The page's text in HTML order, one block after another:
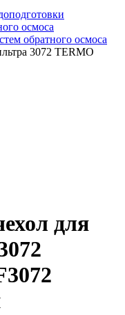
осмоса
обратного осмоса
3072 TERMO
для